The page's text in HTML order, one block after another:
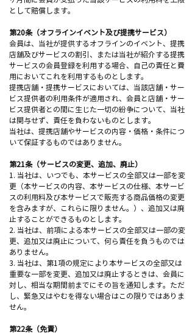
として賠償します。
第20条（オフラインイベント及び提携サービス）
会員は、当社が提供するオフラインのイベント、提携
店舗及びサービスの割引、または当社が紹介する提携
サービスの会員登録を利用する場合、自己の責任と費
用においてこれを利用するものとします。
提携店舗・提携サービスにおいては、当該店舗・サー
ビス提供者の利用条件が適用され、会員と店舗・サー
ビス提供者との間に生じた一切の紛争について、当社
は関与せず、責任を負わないものとします。
当社は、提携店舗やサービスの内容・価格・条件につ
いて保証するものではありません。
第21条（サービスの変更、追加、廃止）
1. 当社は、いつでも、本サービスの全部又は一部を変
更（本サービスの内容、本サービスの仕様、本サービ
スの利用料及び本サービスで販売する商品価格の変更
を含みますが、これらに限りません。）、追加又は廃
止することができるものとします。
2. 当社は、前項による本サービスの全部又は一部の変
更、追加又は廃止について、何ら責任を負うものでは
ありません。
3. 当社は、第1項の規定により本サービスの全部又は
重要な一部を変更、追加又は廃止するときは、会員に
対し、相当な期間前までにその旨を通知します。ただ
し、緊急又はやむを得ない場合はこの限りではありま
せん。
第22条（免責）